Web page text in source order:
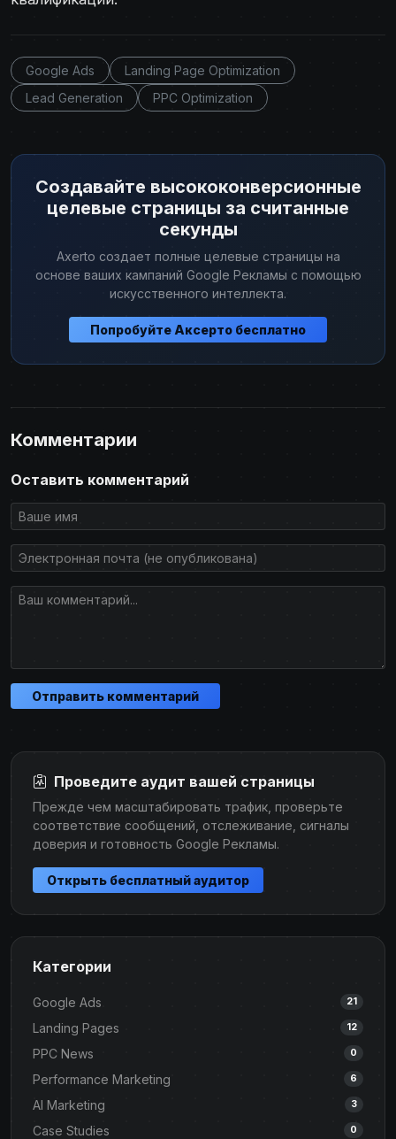
Google Ads
Landing Page Optimization
Lead Generation
PPC Optimization
Создавайте высококонверсионные
целевые страницы за считанные
секунды
Axerto создает полные целевые страницы на
основе ваших кампаний Google Рекламы с помощью
искусственного интеллекта.
Попробуйте Аксерто бесплатно
Комментарии
Оставить комментарий
Отправить комментарий
Проведите аудит вашей страницы
Прежде чем масштабировать трафик, проверьте
соответствие сообщений, отслеживание, сигналы
доверия и готовность Google Рекламы.
Открыть бесплатный аудитор
Категории
Google Ads 21
Landing Pages 12
PPC News 0
Performance Marketing 6
AI Marketing 3
Case Studies 0